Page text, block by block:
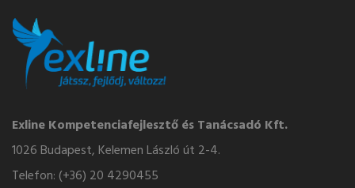
Exline Kompetenciafejlesztő és Tanácsadó Kft.
1026 Budapest, Kelemen László út 2-4.
Telefon: (+36) 20 4290455